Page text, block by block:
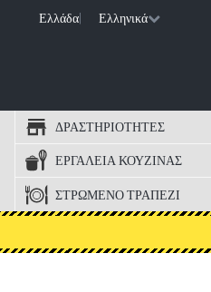
Ελλάδα Ελληνικά
ΔΡΑΣΤΗΡΙΟΤΗΤΕΣ
ΕΡΓΑΛΕΙΑ ΚΟΥΖΙΝΑΣ
ΣΤΡΩΜΕΝΟ ΤΡΑΠΕΖΙ